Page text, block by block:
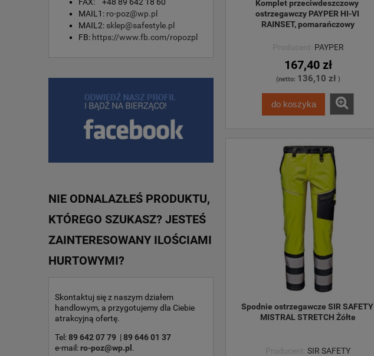
MAIL1: ro-poz@wp.pl
MAIL2: sklep@safestyle.pl
FB: https://www.fb.com/ropozpl
NIE ODNALAZŁEŚ PRODUKTU,
KTÓREGO SZUKASZ? JESTEŚ
ZAINTERESOWANY ILOŚCIAMI
HURTOWYMI?
Skontaktuj się z naszym działem
handlowym, a przygotujemy dla Ciebie
atrakcyjną ofertę.
Tel:89 642 07 79 |89 646 01 37
e-mail:ro-poz@wp.pl .
Komplet przeciwdeszczowy
ostrzegawczy PAYPER HI-VI
RAINSET, pomarańczowy
Producent: PAYPER
167,40 zł
(netto: 136,10 zł)
do koszyka
Spodnie ostrzegawcze SIR SAFETY
MISTRAL STRETCH Żółte
Producent: SIR SAFETY